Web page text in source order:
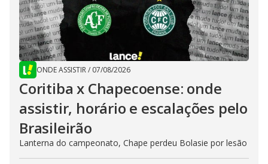
ONDE ASSISTIR/ 07/08/2026
Coritiba x Chapecoense: onde
assistir, horário e escalações pelo
Brasileirão
Lanterna do campeonato, Chape perdeu Bolasie por lesão